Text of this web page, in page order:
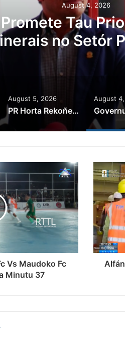
August 4, 2026
Ajuda
Kriminozu
Estranjeiru
August 5, 2026
PR Horta Rekoñese Timoroan Sira Iha Diáspora Nia Kontribuisaun
August
Vs Maudoko Fc
Minutu 37